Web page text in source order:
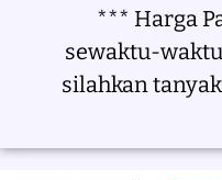
*** Harga
sewaktu-
silahkan